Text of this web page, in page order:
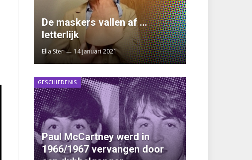
De maskers vallen af …
letterlijk
Ella Ster 14 januari 2021
GESCHIEDENIS
Paul McCartney werd in
1966/1967 vervangen door